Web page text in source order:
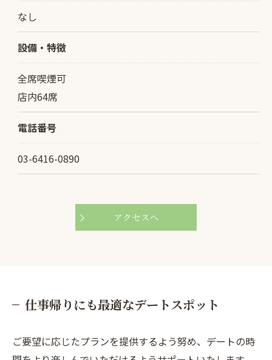
なし
設備・特徴
全席喫煙可
店内64席
電話番号
03-6416-0890
アクセスへ
仕事帰りにも最適なデートスポット
ご要望に応じたプランを提供するよう努め、デートの時